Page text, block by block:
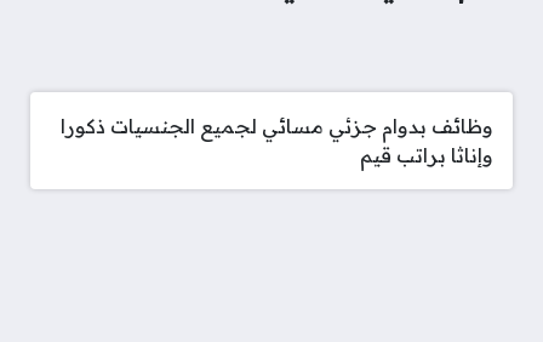
وظائف بدوام جزئي مسائي لجميع الجنسيات ذكورا
وإناثا براتب قيم